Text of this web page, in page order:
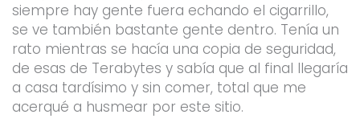
siempre hay gente fuera echando el cigarrillo,
se ve también bastante gente dentro. Tenía un
rato mientras se hacía una copia de seguridad,
de esas de Terabytes y sabía que al final llegaría
a casa tardísimo y sin comer, total que me
acerqué a husmear por este sitio.